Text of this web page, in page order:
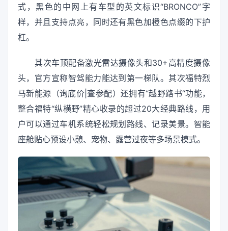
式，黑色的中网上有车型的英文标识“BRONCO”字
样，并且支持点亮，同时还有黑色加橙色点缀的下护
杠。
其次车顶配备激光雷达摄像头和30+高精度摄像
头，官方宣称智驾能力能达到第一梯队。其次福特烈
马新能源（询底价|查参配）还拥有“越野路书“功能，
整合福特“纵横野”精心收录的超过20大经典路线，用
户可以通过车机系统轻松规划路线、记录美景。智能
座舱贴心预设小憩、宠物、露营过夜等多场景模式。